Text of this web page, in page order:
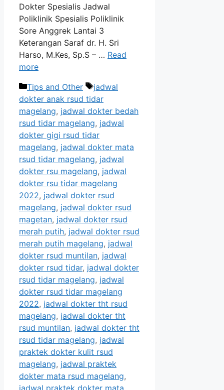
Dokter Spesialis Jadwal
Poliklinik Spesialis Poliklinik
Sore Anggrek Lantai 3
Keterangan Saraf dr. H. Sri
Harso, M.Kes, Sp.S – … Read
more
Categories
Tips and Other Tags
jadwal
dokter anak rsud tidar
magelang, jadwal dokter bedah
rsud tidar magelang, jadwal
dokter gigi rsud tidar
magelang, jadwal dokter mata
rsud tidar magelang, jadwal
dokter rsu magelang, jadwal
dokter rsu tidar magelang
2022, jadwal dokter rsud
magelang, jadwal dokter rsud
magetan, jadwal dokter rsud
merah putih, jadwal dokter rsud
merah putih magelang, jadwal
dokter rsud muntilan, jadwal
dokter rsud tidar, jadwal dokter
rsud tidar magelang, jadwal
dokter rsud tidar magelang
2022, jadwal dokter tht rsud
magelang, jadwal dokter tht
rsud muntilan, jadwal dokter tht
rsud tidar magelang, jadwal
praktek dokter kulit rsud
magelang, jadwal praktek
dokter mata rsud magelang,
jadwal praktek dokter mata